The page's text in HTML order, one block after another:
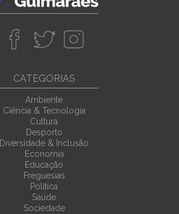
CATEGORIAS
Ambiente
Ciência & Tecnologia
Cultura
Desporto
Diversidade & Inclusão
Economia
Educação
Freguesias
Política
Saúde
Sociedade